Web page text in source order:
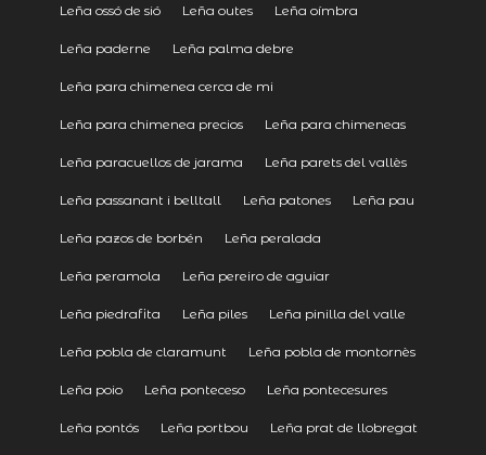
Leña ossó de sió Leña outes Leña oímbra
Leña paderne Leña palma debre
Leña para chimenea cerca de mi
Leña para chimenea precios Leña para chimeneas
Leña paracuellos de jarama Leña parets del vallès
Leña passanant i belltall Leña patones Leña pau
Leña pazos de borbén Leña peralada
Leña peramola Leña pereiro de aguiar
Leña piedrafita Leña piles Leña pinilla del valle
Leña pobla de claramunt Leña pobla de montornès
Leña poio Leña ponteceso Leña pontecesures
Leña pontós Leña portbou Leña prat de llobregat